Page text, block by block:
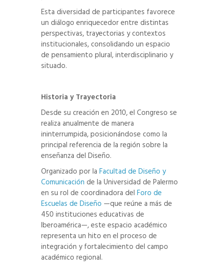
Esta diversidad de participantes favorece
un diálogo enriquecedor entre distintas
perspectivas, trayectorias y contextos
institucionales, consolidando un espacio
de pensamiento plural, interdisciplinario y
situado.
Historia y Trayectoria
Desde su creación en 2010, el Congreso se
realiza anualmente de manera
ininterrumpida, posicionándose como la
principal referencia de la región sobre la
enseñanza del Diseño.
Organizado por la Facultad de Diseño y
Comunicación de la Universidad de Palermo
en su rol de coordinadora del Foro de
Escuelas de Diseño —que reúne a más de
450 instituciones educativas de
Iberoamérica—, este espacio académico
representa un hito en el proceso de
integración y fortalecimiento del campo
académico regional.